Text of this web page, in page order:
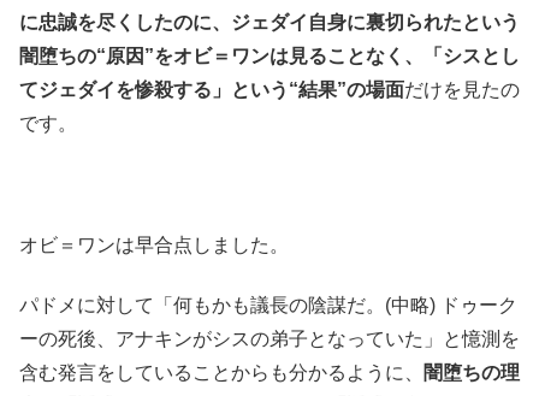
に忠誠を尽くしたのに、ジェダイ自身に裏切られたという
闇堕ちの“原因”をオビ＝ワンは見ることなく、「シスとし
てジェダイを惨殺する」という“結果”の場面だけを見たの
です。
オビ＝ワンは早合点しました。
パドメに対して「何もかも議長の陰謀だ。(中略) ドゥーク
ーの死後、アナキンがシスの弟子となっていた」と憶測を
含む発言をしていることからも分かるように、
闇堕ちの理